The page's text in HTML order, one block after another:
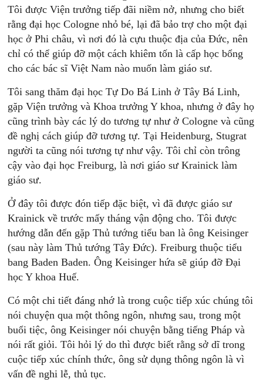
Tôi được Viện trưởng tiếp đãi niềm nở, nhưng cho biết
rằng đại học Cologne nhỏ bé, lại đã bảo trợ cho một đại
học ở Phi châu, vì nơi đó là cựu thuộc địa của Đức, nên
chỉ có thể giúp đỡ một cách khiêm tốn là cấp học bổng
cho các bác sĩ Việt Nam nào muốn làm giáo sư.
Tôi sang thăm đại học Tự Do Bá Linh ở Tây Bá Linh,
gặp Viện trưởng và Khoa trưởng Y khoa, nhưng ở đây họ
cũng trình bày các lý do tương tự như ở Cologne và cũng
đề nghị cách giúp đỡ tương tự. Tại Heidenburg, Stugrat
người ta cũng nói tương tự như vậy. Tôi chỉ còn trông
cậy vào đại học Freiburg, là nơi giáo sư Krainick làm
giáo sư.
Ở đây tôi được đón tiếp đặc biệt, vì đã được giáo sư
Krainick về trước mấy tháng vận động cho. Tôi được
hướng dẫn đến gặp Thủ tướng tiểu ban là ông Keisinger
(sau này làm Thủ tướng Tây Đức). Freiburg thuộc tiểu
bang Baden Baden. Ông Keisinger hứa sẽ giúp đỡ Đại
học Y khoa Huế.
Có một chi tiết đáng nhớ là trong cuộc tiếp xúc chúng tôi
nói chuyện qua một thông ngôn, nhưng sau, trong một
buổi tiệc, ông Keisinger nói chuyện bằng tiếng Pháp và
nói rất giỏi. Tôi hỏi lý do thì được biết rằng sở dĩ trong
cuộc tiếp xúc chính thức, ông sử dụng thông ngôn là vì
vấn đề nghi lễ, thủ tục.